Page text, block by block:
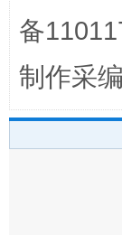
受贿
备
制作采